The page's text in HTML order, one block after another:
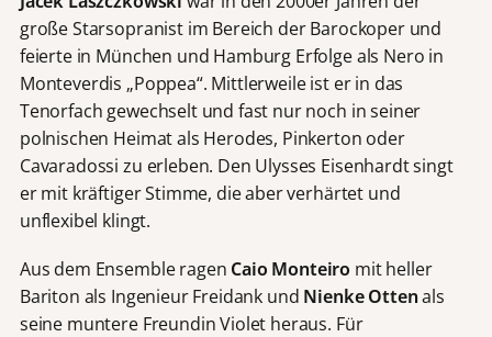
große Starsopranist im Bereich der Barockoper und
feierte in München und Hamburg Erfolge als Nero in
Monteverdis „Poppea“. Mittlerweile ist er in das
Tenorfach gewechselt und fast nur noch in seiner
polnischen Heimat als Herodes, Pinkerton oder
Cavaradossi zu erleben. Den Ulysses Eisenhardt singt
er mit kräftiger Stimme, die aber verhärtet und
unflexibel klingt.
Aus dem Ensemble ragen Caio Monteiro mit heller
Bariton als Ingenieur Freidank und Nienke Ottenals
seine muntere Freundin Violet heraus. Für